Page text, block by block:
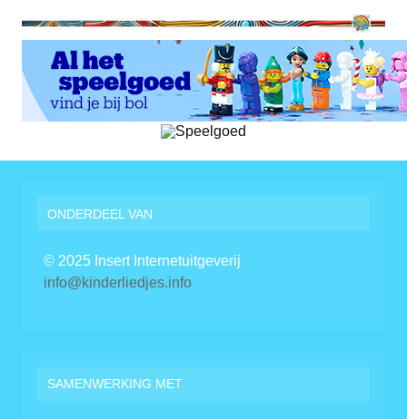
ONDERDEEL VAN
© 2025 Insert Internetuitgeverij
info@kinderliedjes.info
SAMENWERKING MET